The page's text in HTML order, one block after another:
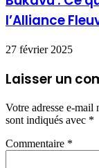
l’Alliance
27 février 2025
Laisser un
Votre adresse e-mail
sont indiqués avec *
Commentaire *